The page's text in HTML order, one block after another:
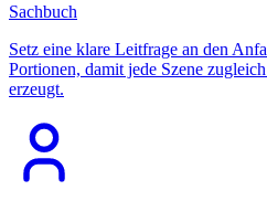
Sachbuch
Setz eine klare Leitfrage an den
Portionen, damit jede Szene
erzeugt.